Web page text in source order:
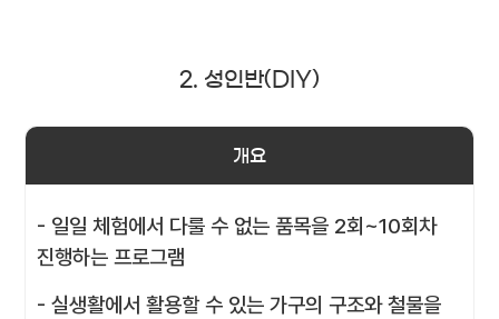
2. 성인반(DIY)
개요
- 일일 체험에서 다룰 수 없는 품목을 2회~10회차
진행하는 프로그램
- 실생활에서 활용할 수 있는 가구의 구조와 철물을